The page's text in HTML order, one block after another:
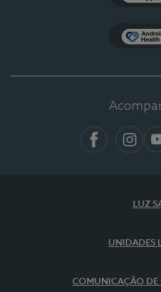
LUZ
UNIDADES
COMUNICAÇÃO DE